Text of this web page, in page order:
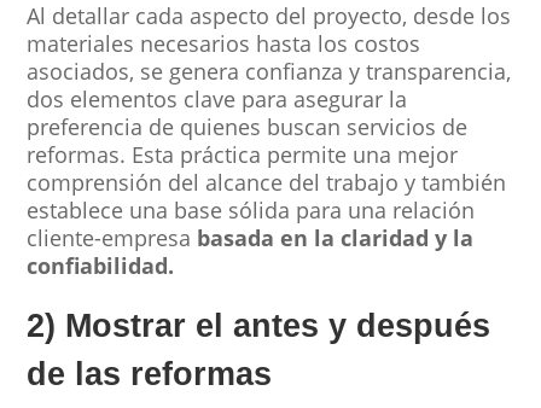
Al detallar cada aspecto del proyecto, desde los
materiales necesarios hasta los costos
asociados, se genera confianza y transparencia,
dos elementos clave para asegurar la
preferencia de quienes buscan servicios de
reformas. Esta práctica permite una mejor
comprensión del alcance del trabajo y también
establece una base sólida para una relación
cliente-empresa basada en la claridad y la
confiabilidad.
2) Mostrar el antes y después
de las reformas